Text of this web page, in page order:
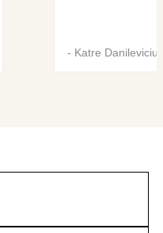
- Katre Danilevicius